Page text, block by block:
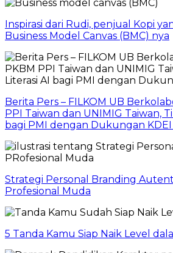
Inspirasi dari Rudi, penjual Kopi
Business Model Canvas (BMC) nya
Berita Pers – FILKOM UB
PPI Taiwan dan UNIMIG Taiwan,
bagi PMI dengan Dukungan KDEI
Strategi Personal Branding
Profesional Muda
5 Tanda Kamu Siap Naik Level